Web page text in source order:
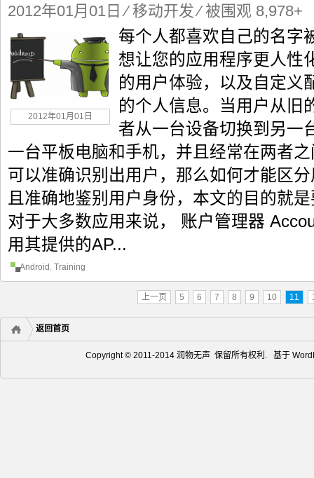
2012年01月01日 ⁄移动开发⁄ 被围观 8,978+
2012年01月01日
每个人都喜欢自己的名字
想让您的应用程序更人性
的用户体验，以及自定义
的个人信息。当用户从旧
者从一台设备切换到另一
一台平板电脑和手机，并且经常在两者
可以准确识别出用户，那么如何才能区
且准确地鉴别用户身份，本文的目的就
对于大多数应用来说， 账户管理器
用其提供的AP...
Android , Training
上一页 5 6 7 8 9 10 11
返回首页
Copyright © 2011-2014 润物无声 保留所有权利. 基于